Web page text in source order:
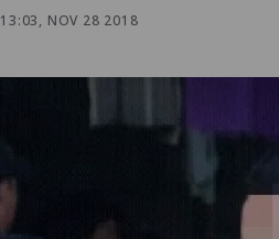
13:03, NOV 28 2018